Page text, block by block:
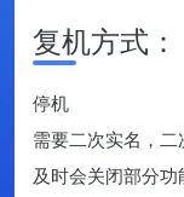
复机方式：
停机
需要二次实名，
及时会关闭部分